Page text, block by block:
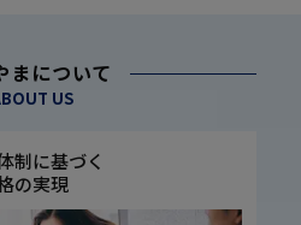
まについて
US
制に基づく
の実現